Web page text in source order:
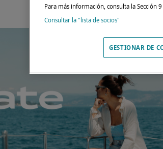
Para más información, consulta la Sección
Consultar la "lista de socios"
GESTIONAR DE